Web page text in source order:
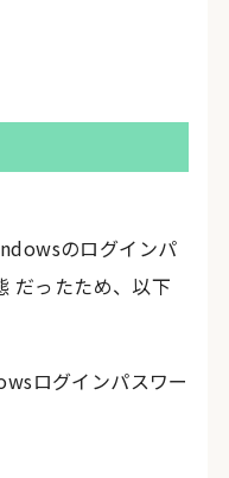
のログインパ
だったため、以下
ログインパスワー